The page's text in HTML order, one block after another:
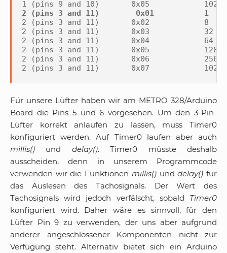
2 (pins 3 and 11)  	0x02  		8  		3906.25
2 (pins 3 and 11)  	0x03  		32  		976.56
2 (pins 3 and 11)  	0x04  		64  		488.28
2 (pins 3 and 11)  	0x05  		128  		244.14
2 (pins 3 and 11)  	0x06  		256  		122.07
Für unsere Lüfter haben wir am METRO 328/Arduino
Board die Pins 5 und 6 vorgesehen. Um den 3-Pin-
Lüfter korrekt anlaufen zu lassen, muss Timer0
konfiguriert werden. Auf Timer0 laufen aber auch
millis() und delay(). Timer0 müsste deshalb
ausscheiden, denn in unserem Programmcode
verwenden wir die Funktionen millis()unddelay() für
das Auslesen des Tachosignals. Der Wert des
Tachosignals wird jedoch verfälscht, sobald Timer0
konfiguriert wird. Daher wäre es sinnvoll, für den
Lüfter Pin 9 zu verwenden, der uns aber aufgrund
anderer angeschlossener Komponenten nicht zur
Verfügung steht. Alternativ bietet sich ein Arduino